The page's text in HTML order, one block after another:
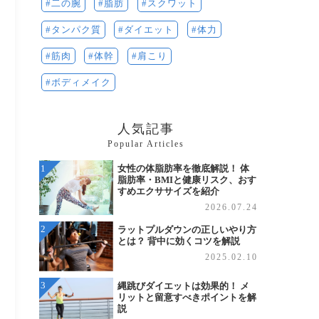
二の腕 脂肪 スクワット
タンパク質 ダイエット 体力
筋肉 体幹 肩こり
ボディメイク
人気記事
Popular Articles
女性の体脂肪率を徹底解説！ 体
脂肪率・BMIと健康リスク、おす
すめエクササイズを紹介
2026.07.24
ラットプルダウンの正しいやり方
とは？ 背中に効くコツを解説
2025.02.10
縄跳びダイエットは効果的！ メ
リットと留意すべきポイントを解
説